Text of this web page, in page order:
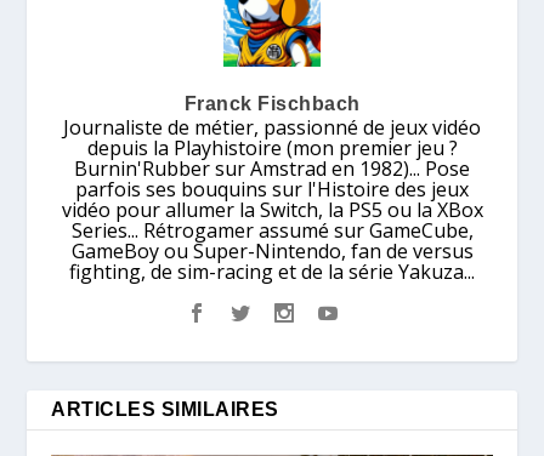
Franck Fischbach
Journaliste de métier, passionné de jeux vidéo
depuis la Playhistoire (mon premier jeu ?
Burnin'Rubber sur Amstrad en 1982)... Pose
parfois ses bouquins sur l'Histoire des jeux
vidéo pour allumer la Switch, la PS5 ou la XBox
Series... Rétrogamer assumé sur GameCube,
GameBoy ou Super-Nintendo, fan de versus
fighting, de sim-racing et de la série Yakuza...
ARTICLES SIMILAIRES